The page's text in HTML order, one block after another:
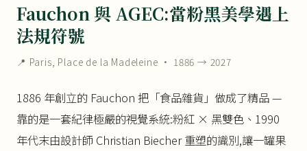
Fauchon 與 AGEC:當粉黑美學遇上
法規符號
📍 Paris, Place de la Madeleine · 1886 → 2027
1886 年創立的 Fauchon 把「食品雜貨」做成了精品 —
靠的是一套紀律極嚴的視覺系統:粉紅 × 黑雙色、1990
年代末由設計師 Christian Biecher 重塑的識別,讓一罐果